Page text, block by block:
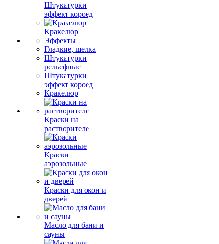
Штукатурки
эффект короед
Кракелюр
Эффекты
Гладкие, шелка
Штукатурки
рельефные
Штукатурки
эффект короед
Кракелюр
Краски на
растворителе
Краски
аэрозольные
Краски для окон и
дверей
Масло для бани и
сауны